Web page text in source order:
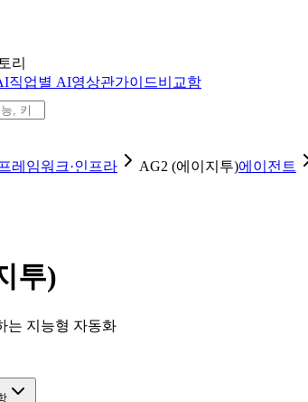
리
직업별 AI영상관가이드비교함
레임워크·인프라 AG2 (에이지투)에이전트
투)
는 지능형 자동화